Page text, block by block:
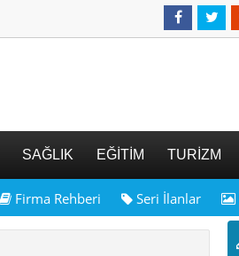
SAĞLIK EĞİTİM TURİZM
Firma Rehberi Seri İlanlar